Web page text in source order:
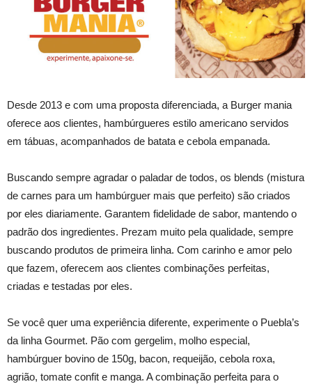
Desde 2013 e com uma proposta diferenciada, a Burger mania
oferece aos clientes, hambúrgueres estilo americano servidos
em tábuas, acompanhados de batata e cebola empanada.
Buscando sempre agradar o paladar de todos, os blends (mistura
de carnes para um hambúrguer mais que perfeito) são criados
por eles diariamente. Garantem fidelidade de sabor, mantendo o
padrão dos ingredientes. Prezam muito pela qualidade, sempre
buscando produtos de primeira linha. Com carinho e amor pelo
que fazem, oferecem aos clientes combinações perfeitas,
criadas e testadas por eles.
Se você quer uma experiência diferente, experimente o Puebla’s
da linha Gourmet. Pão com gergelim, molho especial,
hambúrguer bovino de 150g, bacon, requeijão, cebola roxa,
agrião, tomate confit e manga. A combinação perfeita para o